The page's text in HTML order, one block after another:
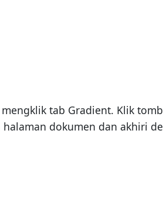
tab Gradient. Klik
dokumen dan akhiri